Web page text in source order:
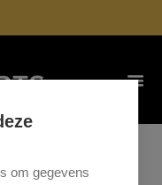
om gegevens